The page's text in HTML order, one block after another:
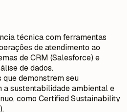
técnica com ferramentas
de atendimento ao
de CRM (Salesforce) e
de dados.
demonstrem seu
a sustentabilidade ambiental e
como Certified Sustainability